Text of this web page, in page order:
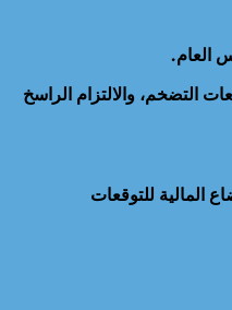
التضخم، والالتزام الراسخ
المالية للتوقعات